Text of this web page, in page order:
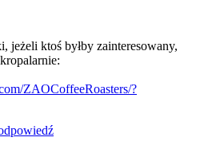
jeżeli ktoś byłby zainteresowany,
ZAOCoffeeRoasters/?